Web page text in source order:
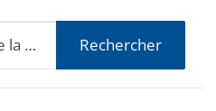
Rechercher